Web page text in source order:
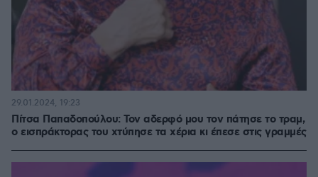
Πίτσα Παπαδοπούλου: Τον αδερφό μου τον πάτησε το τραμ,
ο εισπράκτορας του χτύπησε τα χέρια κι έπεσε στις γραμμές
29.01.2024, 19:23